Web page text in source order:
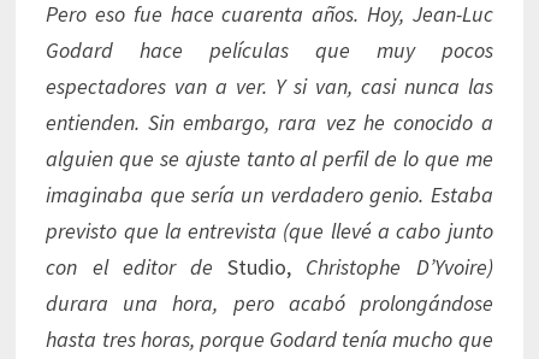
Pero eso fue hace cuarenta años. Hoy, Jean-Luc
Godard hace películas que muy pocos
espectadores van a ver. Y si van, casi nunca las
entienden. Sin embargo, rara vez he conocido a
alguien que se ajuste tanto al perfil de lo que me
imaginaba que sería un verdadero genio. Estaba
previsto que la entrevista (que llevé a cabo junto
con el editor de Studio, Christophe D’Yvoire)
durara una hora, pero acabó prolongándose
hasta tres horas, porque Godard tenía mucho que